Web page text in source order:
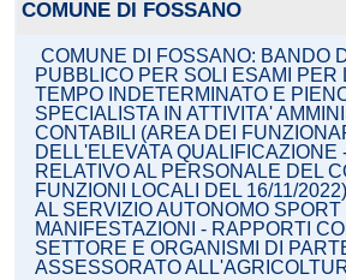
COMUNE DI FOSSANO
COMUNE DI FOSSANO: BANDO
PUBBLICO PER SOLI ESAMI PER
TEMPO INDETERMINATO E
SPECIALISTA IN ATTIVITA'
CONTABILI (AREA DEI
DELL'ELEVATA QUALIFICAZIONE
RELATIVO AL PERSONALE DEL
FUNZIONI LOCALI DEL 16/11/
AL SERVIZIO AUTONOMO SPORT
MANIFESTAZIONI - RAPPORTI
SETTORE E ORGANISMI DI
ASSESSORATO